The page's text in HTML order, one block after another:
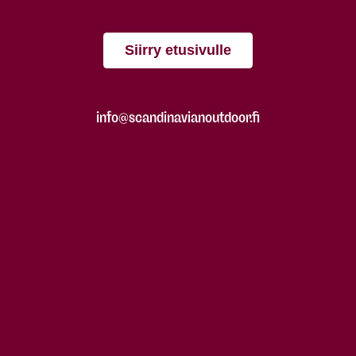
Siirry etusivulle
info@scandinavianoutdoor.fi